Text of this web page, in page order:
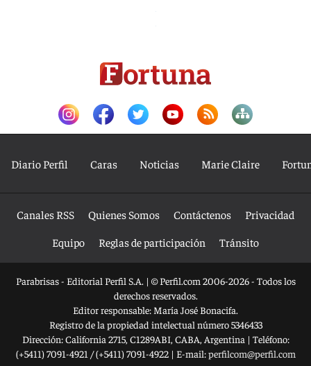
Diario Perfil Caras Noticias Marie Claire
Canales RSS Quienes Somos Contáctenos
Privacidad
Equipo
Reglas de participación Tránsito
Parabrisas - Editorial Perfil S.A. | © Perfil.com 2006-2026 - Todos los
derechos reservados.
Editor responsable: María José Bonacifa.
Registro de la propiedad intelectual número 5346433
Dirección:California 2715, C1289ABI, CABA, Argentina | Teléfono:
(+5411) 7091-4921 /(+5411) 7091-4922| E-mail:perfilcom@perfil.com